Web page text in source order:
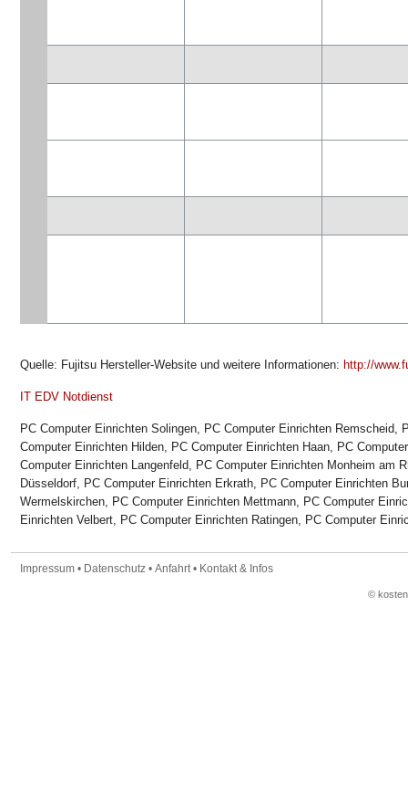
Quelle: Fujitsu Hersteller-Website und weitere Informationen: http://
IT EDV Notdienst
PC Computer Einrichten Solingen, PC Computer Einrichten Remscheid,
Computer Einrichten Hilden, PC Computer Einrichten Haan, PC
Computer Einrichten Langenfeld, PC Computer Einrichten Monheim am
Düsseldorf, PC Computer Einrichten Erkrath, PC Computer Einrichten
Wermelskirchen, PC Computer Einrichten Mettmann, PC Computer
Einrichten Velbert, PC Computer Einrichten Ratingen, PC Computer
Impressum • Datenschutz • Anfahrt• Kontakt & Infos
©